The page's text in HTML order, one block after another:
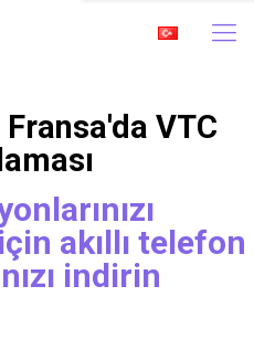
VTC
akıllı telefon
indirin